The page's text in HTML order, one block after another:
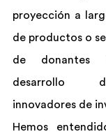
proyección a
de productos o
de donantes
desarrollo
innovadores de
Hemos